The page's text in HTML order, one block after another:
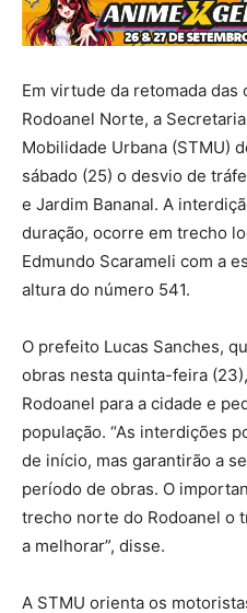
Em virtude da retomada das
Rodoanel Norte, a
Mobilidade Urbana (STMU)
sábado (25) o desvio de
e Jardim Bananal. A
duração, ocorre em trecho
Edmundo Scarameli com a
altura do número 541.
O prefeito Lucas Sanches,
obras nesta quinta-feira
Rodoanel para a cidade e
população. “As interdições
de início, mas garantirão a
período de obras. O
trecho norte do Rodoanel o
a melhorar”, disse.
A STMU orienta os